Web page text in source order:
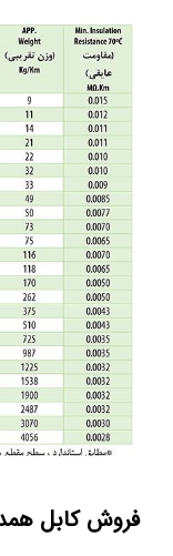
فروش کابل